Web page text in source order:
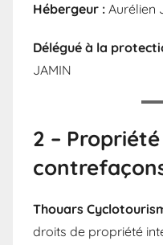
Hébergeur : Aurélien
Délégué à la
JAMIN
2 –
Thouars
droits de propriété